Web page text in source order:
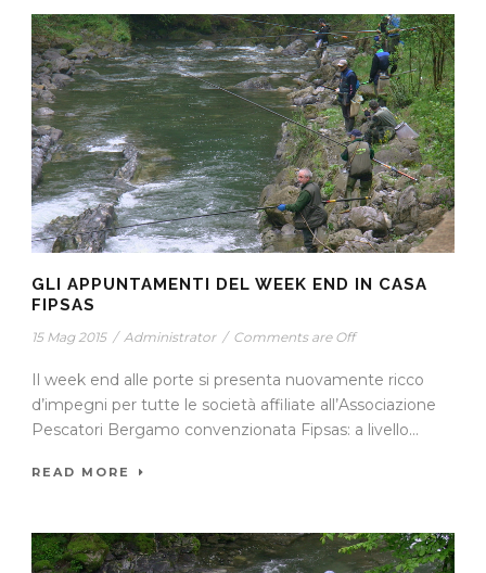
GLI APPUNTAMENTI DEL WEEK END IN CASA
FIPSAS
15 Mag 2015 / Administrator / Comments are Off
Il week end alle porte si presenta nuovamente ricco
d’impegni per tutte le società affiliate all’Associazione
Pescatori Bergamo convenzionata Fipsas: a livello...
READ MORE